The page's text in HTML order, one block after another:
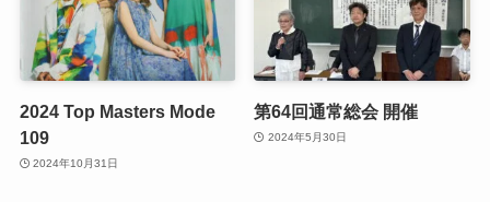
2024 Top Masters Mode
109
2024年10月31日
第64回通常総会 開催
2024年5月30日